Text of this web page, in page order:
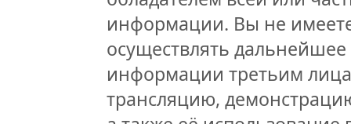
информации. Вы не
осуществлять
информации третьим
трансляцию,